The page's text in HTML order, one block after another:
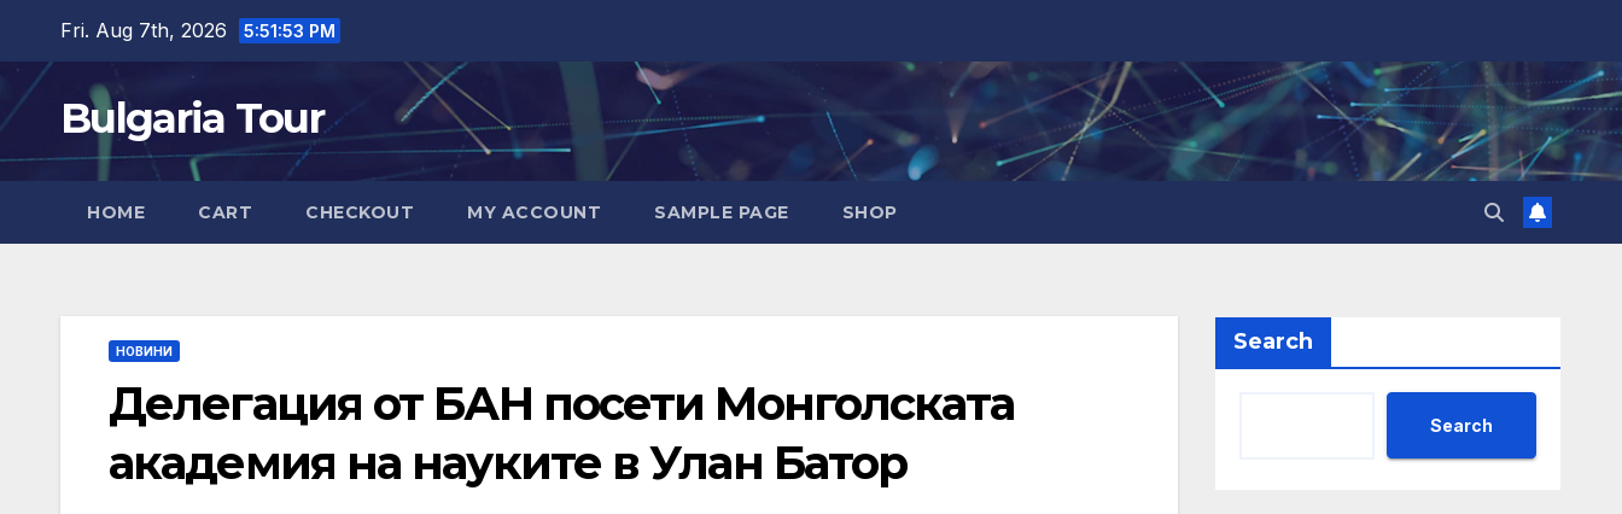
content
Fri. Aug 7th, 2026 5:51:54 PM
Bulgaria Tour
HOME CART CHECKOUT MY ACCOUNT SAMPLE PAGE SHOP
НОВИНИ
Делегация от БАН посети Монголската
академия на науките в Улан Батор
Search
Search